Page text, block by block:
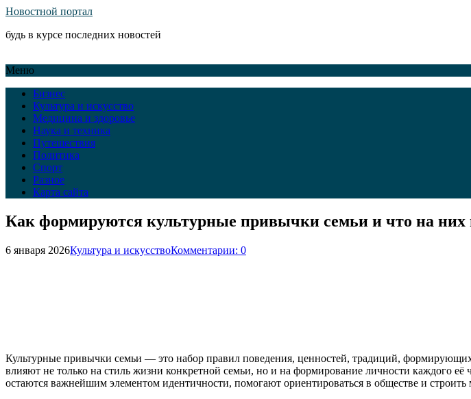
Новостной портал
будь в курсе последних новостей
Меню
Бизнес
Культура и искусство
Медицина и здоровье
Наука и техника
Путешествия
Политика
Спорт
Разное
Карта сайта
Как формируются культурные привычки семьи и что на них
6 января 2026Культура и искусствоКомментарии: 0
Культурные привычки семьи — это набор правил поведения, ценностей, традиций,
влияют не только на стиль жизни конкретной семьи, но и на формирование личности каждого
остаются важнейшим элементом идентичности, помогают ориентироваться в обществе и